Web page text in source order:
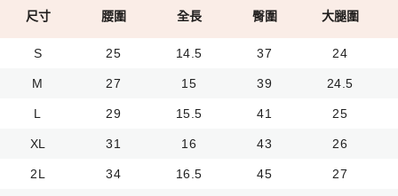
尺寸 腰圍 全長 臀圍 大腿圍
S 25 14.5 37 24
M 27 15 39 24.5
L 29 15.5 41 25
XL 31 16 43 26
2L 34 16.5 45 27